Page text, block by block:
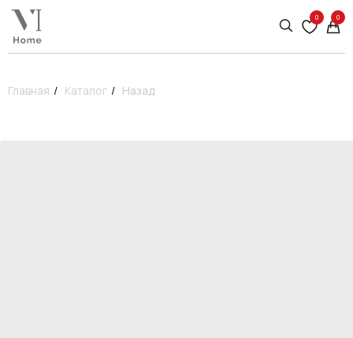
0 0
Главная / Каталог / Назад